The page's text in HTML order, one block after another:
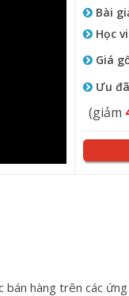
Bài
Học
Giá
Ưu
(giảm
hàng trên các